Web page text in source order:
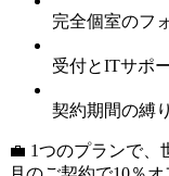
完全個室のフ
受付とITサポ
契約期間の縛
💼 1つのプランで、